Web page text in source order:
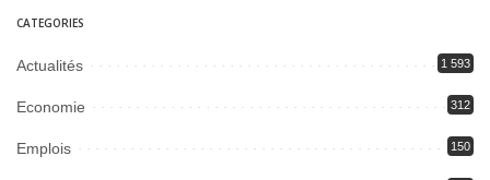
CATEGORIES
Actualités 1 593
Economie 312
Emplois 150